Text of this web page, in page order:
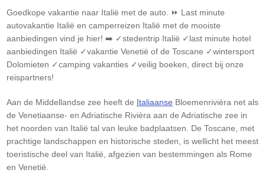
Goedkope vakantie naar Italië met de auto. ⏩ Last minute
autovakantie Italië en camperreizen Italië met de mooiste
aanbiedingen vind je hier! ➡️ ✓stedentrip Italië ✓last minute hotel
aanbiedingen Italië ✓vakantie Venetië of de Toscane ✓wintersport
Dolomieten ✓camping vakanties ✓veilig boeken, direct bij onze
reispartners!
Aan de Middellandse zee heeft de Italiaanse Bloemenrivièra net als
de Venetiaanse- en Adriatische Rivièra aan de Adriatische zee in
het noorden van Italië tal van leuke badplaatsen. De Toscane, met
prachtige landschappen en historische steden, is wellicht het meest
toeristische deel van Italië, afgezien van bestemmingen als Rome
en Venetië.